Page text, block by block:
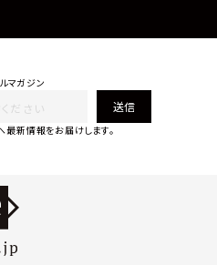
マガジン
送信
新情報をお届けします。